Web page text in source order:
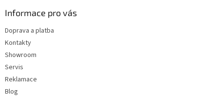
Informace pro vás
Doprava a platba
Kontakty
Showroom
Servis
Reklamace
Blog